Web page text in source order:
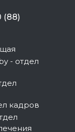
(88)
- отдел
кадров